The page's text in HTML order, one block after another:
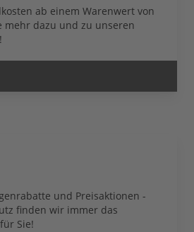
ab einem Warenwert von
mehr dazu und zu unseren
und Preisaktionen -
finden wir immer das
Sie!